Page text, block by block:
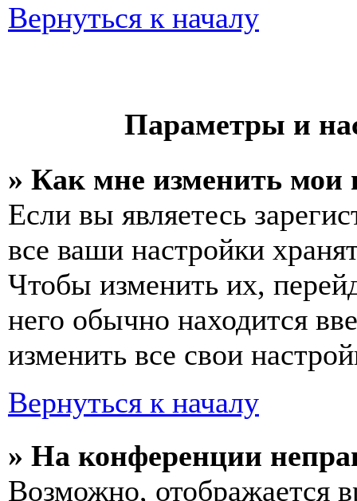
Вернуться к началу
Параметры и
» Как мне изменить мои
Если вы являетесь
все ваши настройки
Чтобы изменить их,
него обычно находится
изменить все свои
Вернуться к началу
» На конференции
Возможно, отображается